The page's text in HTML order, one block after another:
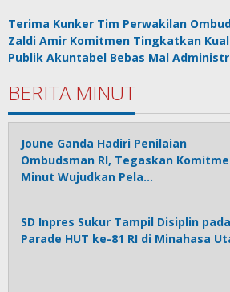
Terima Kunker Tim Perwakilan
Zaldi Amir Komitmen Tingkatkan
Publik Akuntabel Bebas Mal
BERITA MINUT
Joune Ganda Hadiri Penilaian
Ombudsman RI, Tegaskan
Minut Wujudkan Pela…
SD Inpres Sukur Tampil Disiplin pada
Parade HUT ke-81 RI di Minahasa